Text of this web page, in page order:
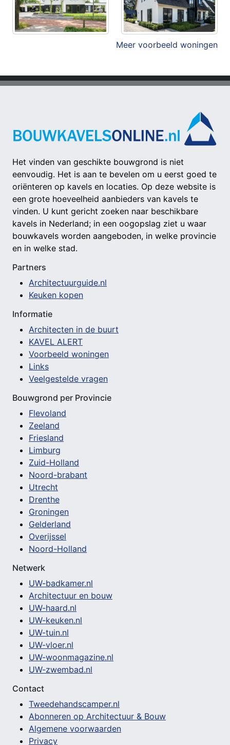
Meer voorbeeld woningen
Het vinden van geschikte bouwgrond is niet
eenvoudig. Het is aan te bevelen om u eerst goed te
oriënteren op kavels en locaties. Op deze website is
een grote hoeveelheid aanbieders van kavels te
vinden. U kunt gericht zoeken naar beschikbare
kavels in Nederland; in een oogopslag ziet u waar
bouwkavels worden aangeboden, in welke provincie
en in welke stad.
Partners
Architectuurguide.nl
Keuken kopen
Informatie
Architecten in de buurt
KAVEL ALERT
Voorbeeld woningen
Links
Veelgestelde vragen
Bouwgrond per Provincie
Flevoland
Zeeland
Friesland
Limburg
Zuid-Holland
Noord-brabant
Utrecht
Drenthe
Groningen
Gelderland
Overijssel
Noord-Holland
Netwerk
UW-badkamer.nl
Architectuur en bouw
UW-haard.nl
UW-keuken.nl
UW-tuin.nl
UW-vloer.nl
UW-woonmagazine.nl
UW-zwembad.nl
Contact
Tweedehandscamper.nl
Abonneren op Architectuur & Bouw
Algemene voorwaarden
Privacy